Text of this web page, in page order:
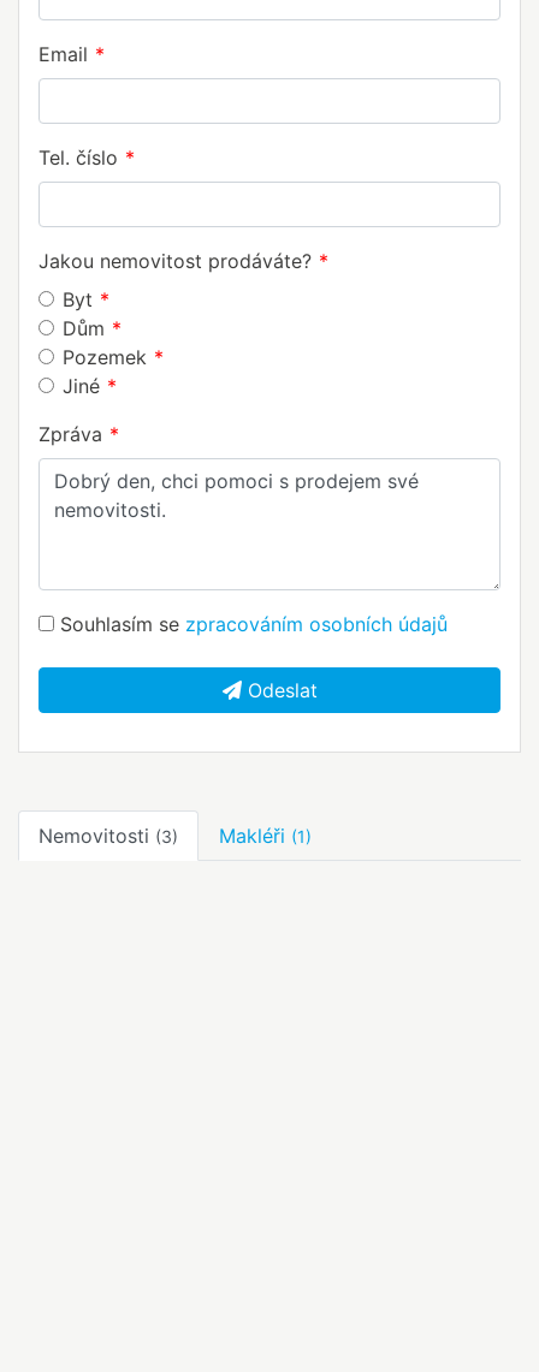
Email
Tel. číslo
Jakou nemovitost prodáváte?
Byt
Dům
Pozemek
Jiné
Zpráva
Souhlasím se zpracováním osobních údajů
Odeslat
Nemovitosti (3) Makléři (1)